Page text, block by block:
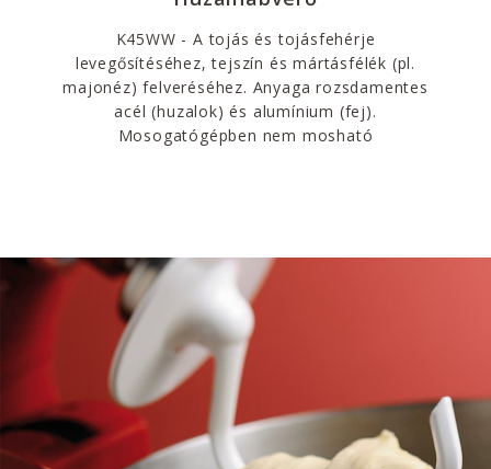
K45WW - A tojás és tojásfehérje
levegősítéséhez, tejszín és mártásfélék (pl.
majonéz) felveréséhez. Anyaga rozsdamentes
acél (huzalok) és alumínium (fej).
Mosogatógépben nem mosható